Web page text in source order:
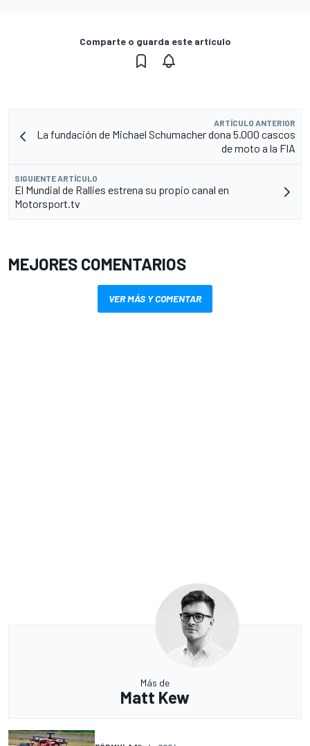
Comparte o guarda este artículo
ARTÍCULO ANTERIOR
La fundación de Michael Schumacher dona 5.000 cascos
de moto a la FIA
SIGUIENTE ARTÍCULO
El Mundial de Rallies estrena su propio canal en
Motorsport.tv
MEJORES COMENTARIOS
VER MÁS Y COMENTAR
Más de
Matt Kew